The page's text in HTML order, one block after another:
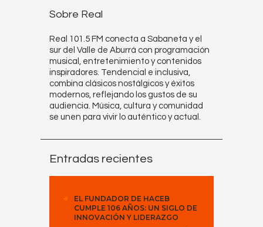
Sobre Real
Real 101.5 FM conecta a Sabaneta y el
sur del Valle de Aburrá con programación
musical, entretenimiento y contenidos
inspiradores. Tendencial e inclusiva,
combina clásicos nostálgicos y éxitos
modernos, reflejando los gustos de su
audiencia. Música, cultura y comunidad
se unen para vivir lo auténtico y actual.
Entradas recientes
EL FUNDADOR DE HACEB
CUMPLE 106 AÑOS: UN SIGLO DE
INNOVACIÓN Y LIDERAZGO